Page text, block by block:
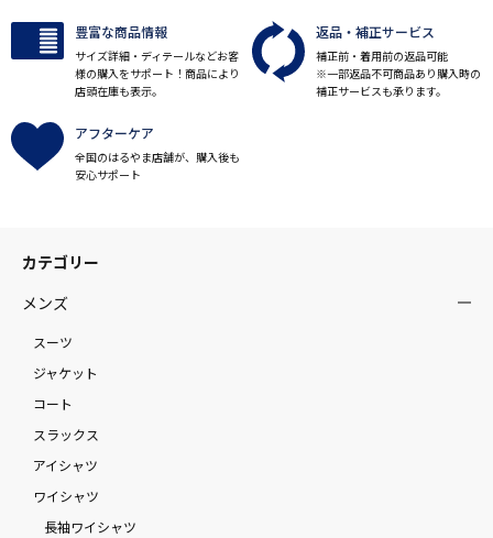
豊富な商品情報
サイズ詳細・ディテールなどお客
様の購入をサポート！商品により
店頭在庫も表示。
返品・補正サービス
補正前・着用前の返品可能
※一部返品不可商品あり購入時の
補正サービスも承ります。
アフターケア
全国のはるやま店舗が、購入後も
安心サポート
カテゴリー
メンズ
スーツ
ジャケット
コート
スラックス
アイシャツ
ワイシャツ
長袖ワイシャツ